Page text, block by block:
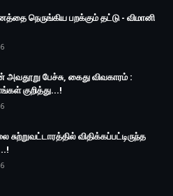
நெருங்கிய பறக்கும் தட்டு - விமானி
அவதூறு பேச்சு, கைது விவகாரம் :
குறித்து...!
விதிக்கப்பட்டிருந்த